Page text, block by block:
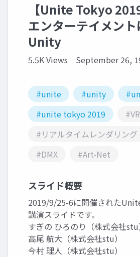
【Unite Tokyo
エンターテイメント
Unity
5.5K Views September 26,
#unite #unity
#unite tokyo 2019
#リアルタイムレンダリング
#DMX
#Art-Net
スライド概要
2019/9/25-6に開催された
講演スライドです。
すぎの ひろのり（株式会社stu
高尾 航大（株式会社stu）
今村 理人（株式会社stu）